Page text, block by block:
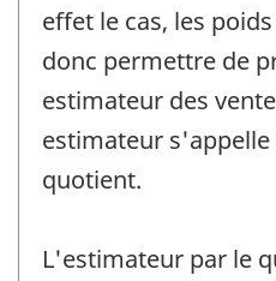
effet le cas, les
donc permettre de
estimateur des
estimateur
quotient.
L'estimateur par le